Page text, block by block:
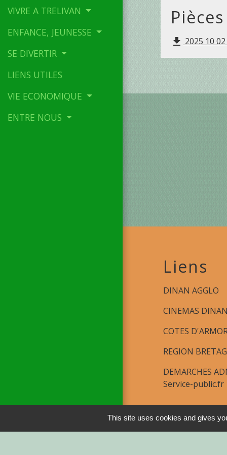
VIVRE A TRELIVAN
ENFANCE, JEUNESSE
SE DIVERTIR
LIENS UTILES
VIE ECONOMIQUE
ENTRE NOUS
file_download 2025 10
Liens
DINAN AGGLO
CINEMAS DINAN
COTES
REGION
DEMARCHES
Service-public.fr
This site uses cookies and gives